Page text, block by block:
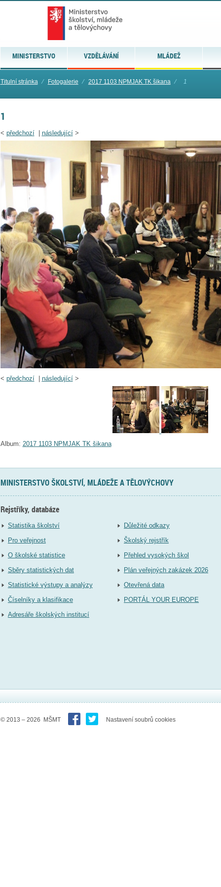
MINISTERSTVO VZDĚLÁVÁNÍ MLÁDEŽ
Titulní stránka ⁄ Fotogalerie ⁄ 2017 1103 NPMJAK TK šikana ⁄ 1
1
< předchozí| následující>
< předchozí| následující>
Album: 2017 1103 NPMJAK TK šikana
MINISTERSTVO ŠKOLSTVÍ, MLÁDEŽE A TĚLOVÝCHOVY
Rejstříky, databáze
Statistika školství
Pro veřejnost
O školské statistice
Sběry statistických dat
Statistické výstupy a analýzy
Číselníky a klasifikace
Adresáře školských institucí
Důležité odkazy
Školský rejstřík
Přehled vysokých škol
Plán veřejných zakázek 2026
Otevřená data
PORTÁL YOUR EUROPE
© 2013 – 2026 MŠMT Nastavení soubrů cookies